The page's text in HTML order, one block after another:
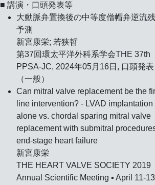
■ 講演・口頭発表等
大動脈弁置換後の中等度僧帽弁逆流
予測
新宮康栄; 若狭哲
第37回環太平洋外科系学会THE 37th
PPSA-JC, 2024年05月16日 , 口頭発表
（一般）
Can mitral valve replacement be the
line intervention? - LVAD implantation
alone vs. chordal sparing mitral valve
replacement with submitral
end-stage heart failure
新宮康栄
THE HEART VALVE SOCIETY 2019
Annual Scientific Meeting ▪ April 11-